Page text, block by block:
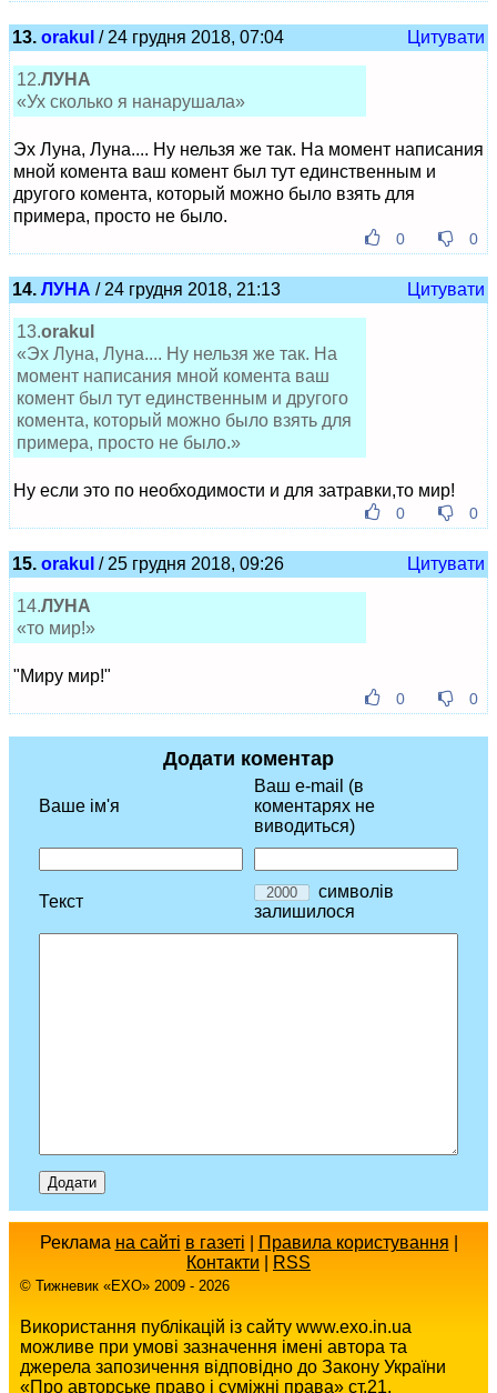
13. orakul / 24 грудня 2018, 07:04 Цитувати
12.ЛУНА
«Ух сколько я нанарушала»
Эх Луна, Луна.... Ну нельзя же так. На момент написания
мной комента ваш комент был тут единственным и
другого комента, который можно было взять для
примера, просто не было.
0 0
14. ЛУНА / 24 грудня 2018, 21:13 Цитувати
13.orakul
«Эх Луна, Луна.... Ну нельзя же так. На
момент написания мной комента ваш
комент был тут единственным и другого
комента, который можно было взять для
примера, просто не было.»
Ну если это по необходимости и для затравки,то мир!
0 0
15. orakul / 25 грудня 2018, 09:26 Цитувати
14.ЛУНА
«то мир!»
"Миру мир!"
0 0
Додати коментар
Ваше ім'я
Ваш e-mail (в
коментарях не
виводиться)
Текст
символів
залишилося
Реклама на сайті в газеті Правила користування
Контакти
RSS
© Тижневик «EХO» 2009 - 2026
Використання публікацій із сайту www.exo.in.ua
можливе при умові зазначення імені автора та
джерела запозичення відповідно до Закону України
«Про авторське право і суміжні права» ст.21.